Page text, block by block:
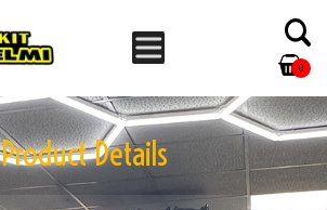
0
Product Details